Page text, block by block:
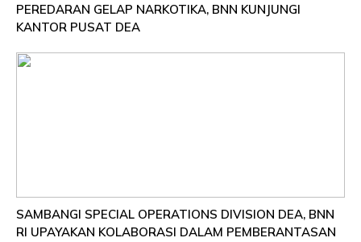
PEREDARAN GELAP NARKOTIKA, BNN KUNJUNGI
KANTOR PUSAT DEA
SAMBANGI SPECIAL OPERATIONS DIVISION DEA, BNN
RI UPAYAKAN KOLABORASI DALAM PEMBERANTASAN